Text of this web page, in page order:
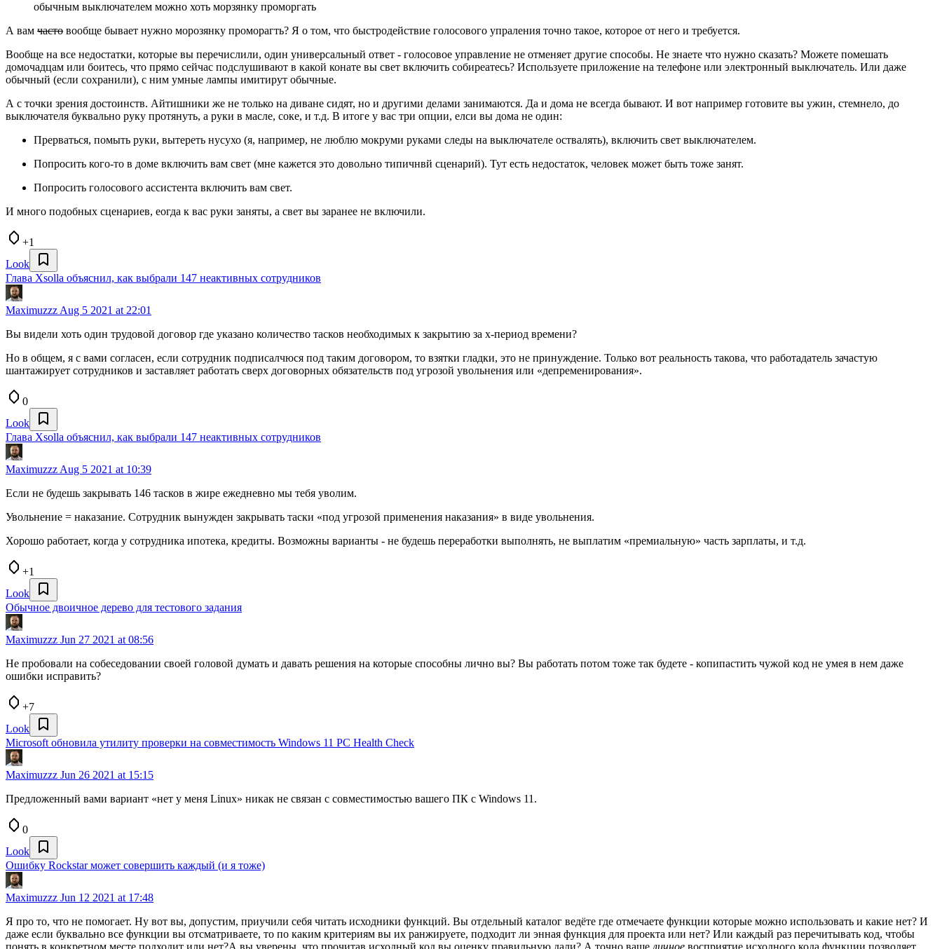
обычным выключателем можно хоть морзянку проморгать
А вам часто вообще бывает нужно морозянку проморагть? Я о том, что быстродействие голосового упраления точно такое, которое от него и требуется.
Вообще на все недостатки, которые вы перечислили, один универсальный ответ - голосовое управление не отменяет другие способы. Не знаете что нужно сказать? Можете помешать
домочадцам или боитесь, что прямо сейчас подслушивают в какой конате вы свет включить собиреатесь? Используете приложение на телефоне или электронный выключатель. Или даже
обычный (если сохранили), с ним умные лампы имитирут обычные.
А с точки зрения достоинств. Айтишники же не только на диване сидят, но и другими делами занимаются. Да и дома не всегда бывают. И вот например готовите вы ужин, стемнело, до
выключателя буквально руку протянуть, а руки в масле, соке, и т.д. В итоге у вас три опции, елси вы дома не один:
Прерваться, помыть руки, вытереть нусухо (я, например, не люблю мокруми руками следы на выключателе оствалять), включить свет выключателем.
Попросить кого-то в доме включить вам свет (мне кажется это довольно типичнвй сценарий). Тут есть недостаток, человек может быть тоже занят.
Попросить голосового ассистента включить вам свет.
И много подобных сценариев, еогда к вас руки заняты, а свет вы заранее не включили.
+1
Look
Глава Xsolla объяснил, как выбрали 147 неактивных сотрудников
Maximuzzz Aug 5 2021 at 22:01
Вы видели хоть один трудовой договор где указано количество тасков необходимых к закрытию за х-период времени?
Но в общем, я с вами согласен, если сотрудник подписалчюся под таким договором, то взятки гладки, это не принуждение. Только вот реальность такова, что работадатель зачастую
шантажирует сотрудников и заставляет работать сверх договорных обязательств под угрозой увольнения или «депременирования».
0
Look
Глава Xsolla объяснил, как выбрали 147 неактивных сотрудников
Maximuzzz Aug 5 2021 at 10:39
Если не будешь закрывать 146 тасков в жире ежедневно мы тебя уволим.
Увольнение = наказание. Сотрудник вынужден закрывать таски «под угрозой применения наказания» в виде увольнения.
Хорошо работает, когда у сотрудника ипотека, кредиты. Возможны варианты - не будешь переработки выполнять, не выплатим «премиальную» часть зарплаты, и т.д.
+1
Look
Обычное двоичное дерево для тестового задания
Maximuzzz Jun 27 2021 at 08:56
Не пробовали на собеседовании своей головой думать и давать решения на которые способны лично вы? Вы работать потом тоже так будете - копипастить чужой код не умея в нем даже
ошибки исправить?
+7
Look
Microsoft обновила утилиту проверки на совместимость Windows 11 PC Health Check
Maximuzzz Jun 26 2021 at 15:15
Предложенный вами вариант «нет у меня Linux» никак не связан с совместимостью вашего ПК с Windows 11.
0
Look
Ошибку Rockstar может совершить каждый (и я тоже)
Maximuzzz Jun 12 2021 at 17:48
Я про то, что не помогает. Ну вот вы, допустим, приучили себя читать исходники функций. Вы отдельный каталог ведёте где отмечаете функции которые можно использовать и какие нет? И
даже если буквально все функции вы отсматриваете, то по каким критериям вы их ранжируете, подходит ли энная функция для проекта или нет? Или каждый раз перечитывать код, чтобы
понять в конкретном месте подходит или нет?А вы уверены, что прочитав исходный код вы оценку правильную дали? А точно ваше личное восприятие исходного кода функции позволяет